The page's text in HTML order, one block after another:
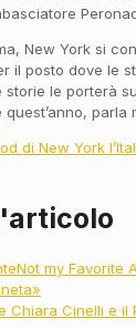
New York si
il posto dove le
le porterà
parla
di New York
Not my Favorite
Chiara Cinelli e il